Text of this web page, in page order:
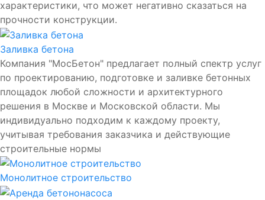
характеристики, что может негативно сказаться на
прочности конструкции.
Заливка бетона
Компания "МосБетон" предлагает полный спектр услуг
по проектированию, подготовке и заливке бетонных
площадок любой сложности и архитектурного
решения в Москве и Московской области. Мы
индивидуально подходим к каждому проекту,
учитывая требования заказчика и действующие
строительные нормы
Монолитное строительство